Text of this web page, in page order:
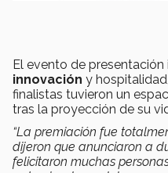
El evento de
innovación y
finalistas tuvieron un
tras la proyección de su
“La premiación fue
dijeron que anunciaron a
felicitaron muchas